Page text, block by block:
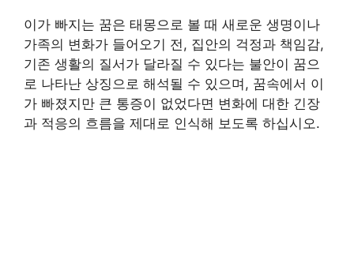
이가 빠지는 꿈은 태몽으로 볼 때 새로운 생명이나
가족의 변화가 들어오기 전, 집안의 걱정과 책임감,
기존 생활의 질서가 달라질 수 있다는 불안이 꿈으
로 나타난 상징으로 해석될 수 있으며, 꿈속에서 이
가 빠졌지만 큰 통증이 없었다면 변화에 대한 긴장
과 적응의 흐름을 제대로 인식해 보도록 하십시오.